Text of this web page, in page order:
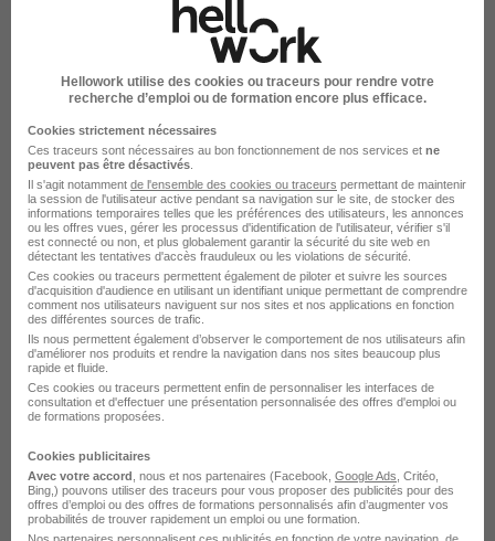
Temps partiel
Cette offre n’est plus disponible depuis le 06/07/26
Technicien de Maintenance en Matériel
Biomédical Itinerant H/F
le Recrutement Industriel
Nîmes - 30 CDI Temps partiel
Cette offre n’est plus disponible depuis le 06/07/26
Hellowork utilise des cookies ou traceurs pour rendre votre
recherche d’emploi ou de formation encore plus efficace.
Cookies strictement nécessaires
Ces traceurs sont nécessaires au bon fonctionnement de nos services et ne
peuvent pas être désactivés
Il s'agit notamment de l'ensemble des cookies ou traceurs permettant de maintenir
la session de l'utilisateur active pendant sa navigation sur le site, de stocker des
informations temporaires telles que les préférences des utilisateurs, les annonces
ou les offres vues, gérer les processus d'identification de l'utilisateur, vérifier s'il
est connecté ou non, et plus globalement garantir la sécurité du site web en
détectant les tentatives d'accès frauduleux ou les violations de sécurité.
Ces cookies ou traceurs permettent également de piloter et suivre les sources
d'acquisition d'audience en utilisant un identifiant unique permettant de comprendre
comment nos utilisateurs naviguent sur nos sites et nos applications en fonction
des différentes sources de trafic.
Ils nous permettent également d’observer le comportement de nos utilisateurs afin
d'améliorer nos produits et rendre la navigation dans nos sites beaucoup plus
rapide et fluide.
Ces cookies ou traceurs permettent enfin de personnaliser les interfaces de
consultation et d'effectuer une présentation personnalisée des offres d'emploi ou
de formations proposées.
Cookies publicitaires
Avec votre accord , nous et nos partenaires (Facebook, Google Ads , Critéo,
Bing,) pouvons utiliser des traceurs pour vous proposer des publicités pour des
offres d’emploi ou des offres de formations personnalisés afin d’augmenter vos
probabilités de trouver rapidement un emploi ou une formation.
Nos partenaires personnalisent ces publicités en fonction de votre navigation, de